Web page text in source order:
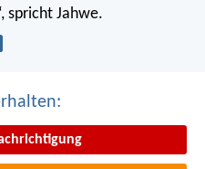
spricht Jahwe.